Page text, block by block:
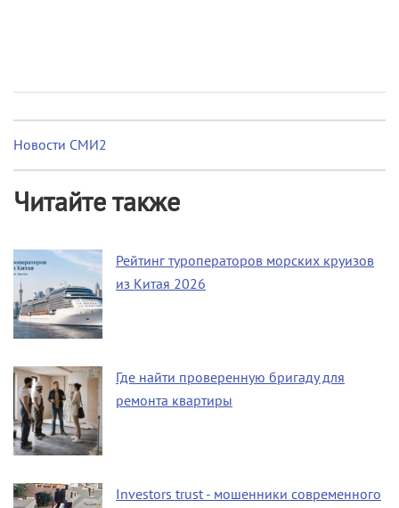
Новости СМИ2
Читайте также
Рейтинг туроператоров морских круизов
из Китая 2026
Где найти проверенную бригаду для
ремонта квартиры
Investors trust - мошенники современного